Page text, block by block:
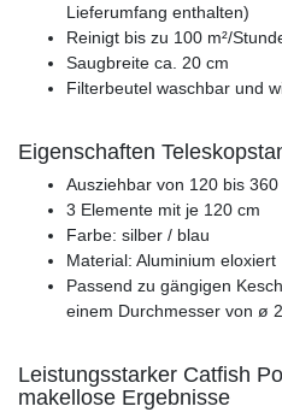
Lieferumfang enthalten)
Reinigt bis zu 100 m²/
Saugbreite ca. 20 cm
Filterbeutel waschbar und
Eigenschaften
Ausziehbar von 120 bis 360
3 Elemente mit je 120 cm
Farbe: silber / blau
Material: Aluminium eloxiert
Passend zu gängigen
einem Durchmesser von ø
Leistungsstarker Catfish
makellose Ergebnisse